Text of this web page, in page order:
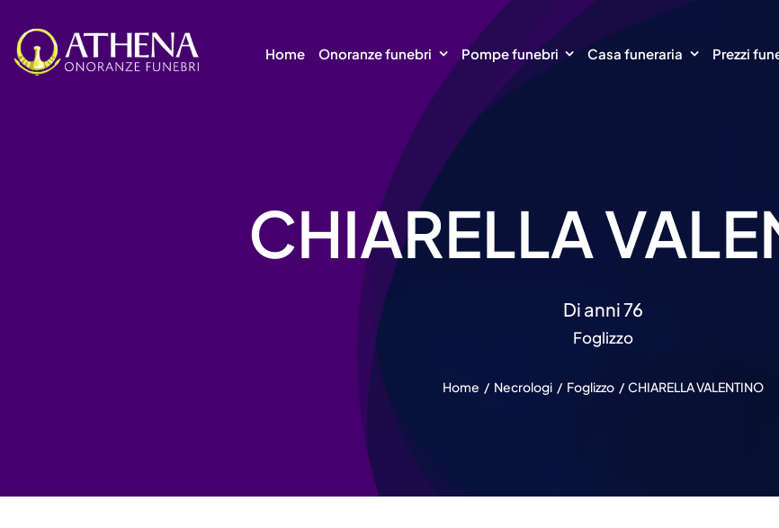
content
Home Onoranze funebri Pompe funebri Casa funeraria Prezzi
CHIARELLA
Di anni 76
Foglizzo
Home Necrologi Foglizzo CHIARELLA VALENTINO